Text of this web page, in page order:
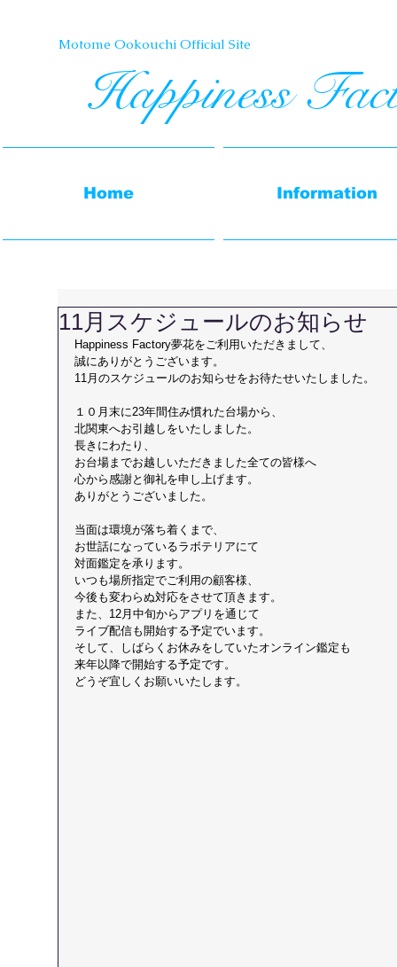
11月スケジュールのお知らせ
Happiness Factory夢花をご利用いただきまして、
誠にありがとうございます。
​11月のスケジュールのお知らせをお待たせいたしました。
１０月末に23年間住み慣れた台場から、
北関東へお引越しをいたしました。
長きにわたり、
お台場までお越しいただきました全ての皆様へ
心から感謝と御礼を申し上げます。
ありがとうございました。
当面は環境が落ち着くまで、
お世話になっているラボテリアにて
対面鑑定を承ります。
いつも場所指定でご利用の顧客様、
今後も変わらぬ対応をさせて頂きます。
また、12月中旬からアプリを通じて
ライブ配信も開始する予定でいます。
そして、しばらくお休みをしていたオンライン鑑定も
​来年以降で開始する予定です。
どうぞ宜しくお願いいたします。
Home Information
Motome Ookouchi Official Site​
Happiness